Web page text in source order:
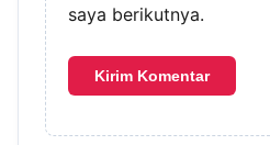
saya berikutnya.